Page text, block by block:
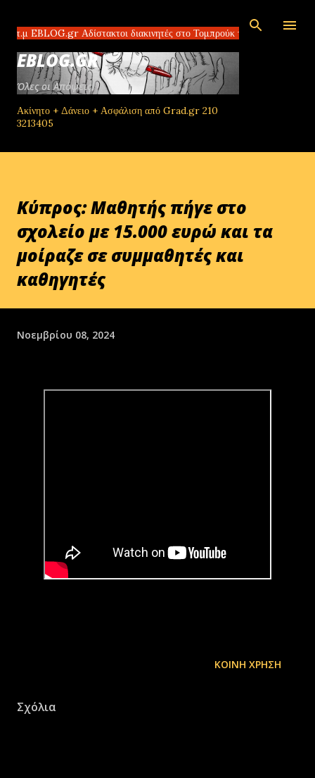
διακινητές στο Τομπρούκ της Λιβύης
EBLOG.GR
Όλες οι Απόψεις!
Ακίνητο + Δάνειο + Ασφάλιση από Grad.gr 210
3213405
Κύπρος: Μαθητής πήγε στο
σχολείο με 15.000 ευρώ και τα
μοίραζε σε συμμαθητές και
καθηγητές
Νοεμβρίου 08, 2024
ΚΟΙΝΉ ΧΡΉΣΗ
Σχόλια